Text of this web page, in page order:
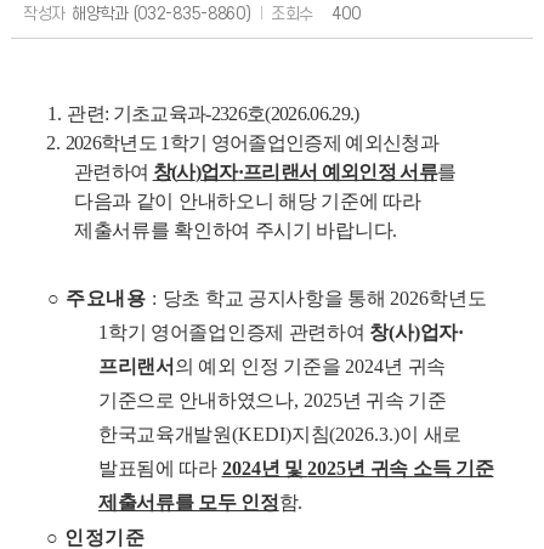
작성자 해양학과 (032-835-8860) 조회수 400
1. 관련: 기초교육과-2326호(2026.06.29.)
2. 2026학년도 1 학기 영어졸업인증제 예외신청과
관련하여 창(사)업자·프리랜서 예외인정 서류를
다음과 같이 안내하오니 해당 기준에 따라
제출서류를 확인하여 주시기 바랍니다.
○ 주요내용 : 당초 학교 공지사항을 통해 2026학년도
1 학기 영어졸업인증제 관련하여 창(사)업자·
프리랜서 의 예외 인정 기준을 2024년 귀속
기준으로 안내하였으나, 2025년 귀속 기준
한국교육개발원(KEDI)지침(2026.3.)이 새로
발표됨에 따라 2024년 및2025년 귀속 소득 기준
제출서류를 모두 인정함.
○ 인정기준